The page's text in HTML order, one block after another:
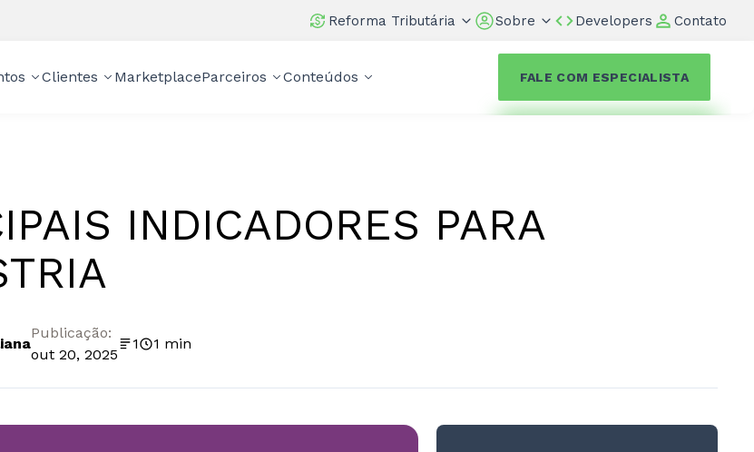
Reforma Tributária Sobre Developers Contato
Clientes MarketplaceParceiros Conteúdos FALE COM ESPECIALISTA
INDICADORES PARA
Publicação:
out 20, 2025
1 1 min